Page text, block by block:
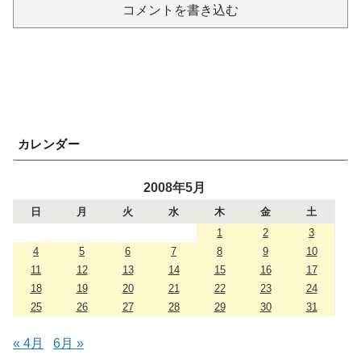
コメントを書き込む
カレンダー
2008年5月
日 月 火 水 木 金
土
1
2
3
4
5 6 7 8 9
10
11
12 13 14 15 16
17
18
19 20 21 22 23
24
25
26 27 28 29 30 31
« 4月 6月 »